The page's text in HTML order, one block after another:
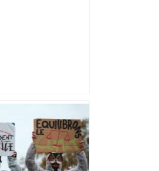
combien de
et l'UBB aux